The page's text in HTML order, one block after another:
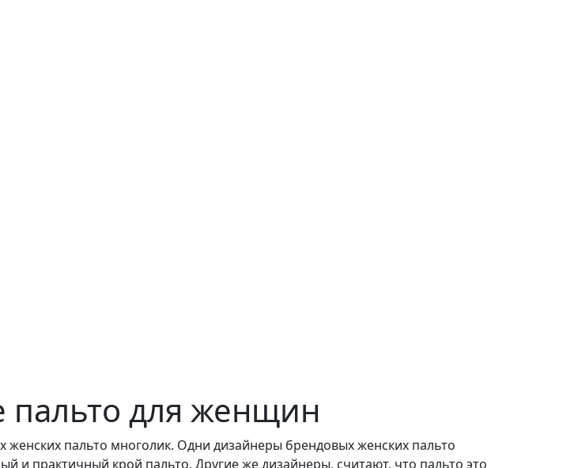
пальто для женщин
женских пальто многолик. Одни дизайнеры брендовых женских пальто
и практичный крой пальто. Другие же дизайнеры, считают, что пальто это